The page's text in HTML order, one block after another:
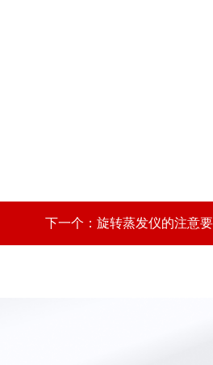
下一个： 旋转蒸发仪的注意